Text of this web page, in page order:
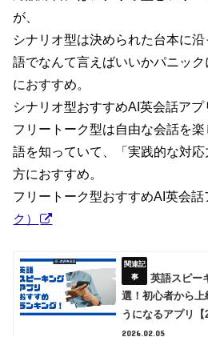
が、
シナリオ型は決められた台本に
語でなんて言えばいいかパニッ
におすすめ。
シナリオ型おすすめAI英会話アプ
フリートーク型は自由な会話を
語を知っていて、「実践的な対
方におすすめ。
フリートーク型おすすめAI英会話
ク）
英語スピー
選！初心者から
うになるアプリ【
2026.02.05